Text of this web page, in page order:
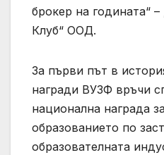
брокер на годината“
Клуб“ ООД.
За първи път в
награди ВУЗФ връчи
национална награда
образованието по
образователната